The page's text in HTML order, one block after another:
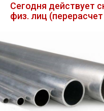
Труба
Уголок
Балка
Сегодня действует
физ. лиц